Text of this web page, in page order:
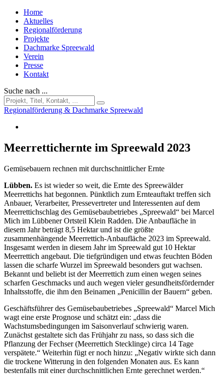
Home
Aktuelles
Regionalförderung
Projekte
Dachmarke Spreewald
Verein
Presse
Kontakt
Suche nach ...
Regionalförderung & Dachmarke Spreewald
Meerrettichernte im Spreewald 2023
Gemüsebauern rechnen mit durchschnittlicher Ernte
Lübben. Es ist wieder so weit, die Ernte des Spreewälder
Meerrettichs hat begonnen. Pünktlich zum Ernteauftakt treffen sich
Anbauer, Verarbeiter, Pressevertreter und Interessenten auf dem
Meerrettichschlag des Gemüsebaubetriebes „Spreewald“ bei Marcel
Mich im Lübbener Ortsteil Klein Radden. Die Anbaufläche in
diesem Jahr beträgt 8,5 Hektar und ist die größte
zusammenhängende Meerrettich-Anbaufläche 2023 im Spreewald.
Insgesamt werden in diesem Jahr im Spreewald gut 10 Hektar
Meerrettich angebaut. Die tiefgründigen und etwas feuchten Böden
lassen die scharfe Wurzel im Spreewald besonders gut wachsen.
Bekannt und beliebt ist der Meerrettich zum einen wegen seines
scharfen Geschmacks und auch wegen vieler gesundheitsfördernder
Inhaltsstoffe, die ihm den Beinamen „Penicillin der Bauern“ geben.
Geschäftsführer des Gemüsebaubetriebes „Spreewald“ Marcel Mich
wagt eine erste Prognose und schätzt ein: „dass die
Wachstumsbedingungen im Saisonverlauf schwierig waren.
Zunächst gestaltete sich das Frühjahr zu nass, so dass sich die
Pflanzung der Fechser (Meerrettich Stecklinge) circa 14 Tage
verspätete.“ Weiterhin fügt er noch hinzu: „Negativ wirkte sich dann
die trockene Witterung in den folgenden Monaten aus. Es kann
bestenfalls mit einer durchschnittlichen Ernte gerechnet werden.“